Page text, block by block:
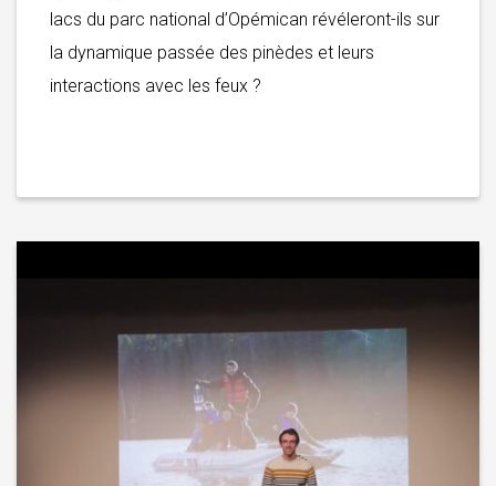
lacs du parc national d’Opémican révéleront-ils sur
la dynamique passée des pinèdes et leurs
interactions avec les feux ?